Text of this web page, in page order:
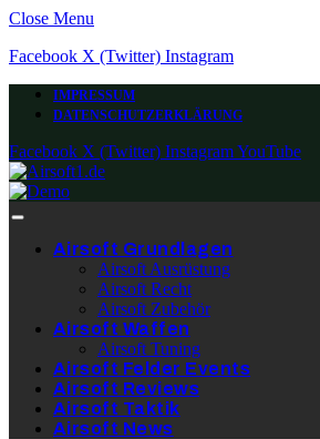
Close Menu
Facebook X (Twitter) Instagram
IMPRESSUM
DATENSCHUTZERKLÄRUNG
Facebook X (Twitter) InstagramYouTube
Airsoft Grundlagen
Airsoft Ausrüstung
Airsoft Recht
Airsoft Zubehör
Airsoft Waffen
Airsoft Tuning
Airsoft Felder Events
Airsoft Reviews
Airsoft Taktik
Airsoft News